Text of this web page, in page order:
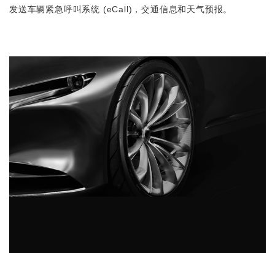
发送车辆紧急呼叫系统 (eCall)，交通信息和天气预报。